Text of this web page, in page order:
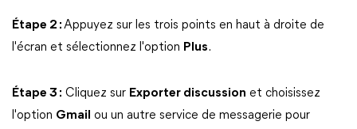
Étape 2 :Appuyez sur les trois points en haut à droite de
l'écran et sélectionnez l'option Plus.
Étape 3 : Cliquez sur Exporter discussion et choisissez
l'option Gmail
ou un autre service de messagerie pour